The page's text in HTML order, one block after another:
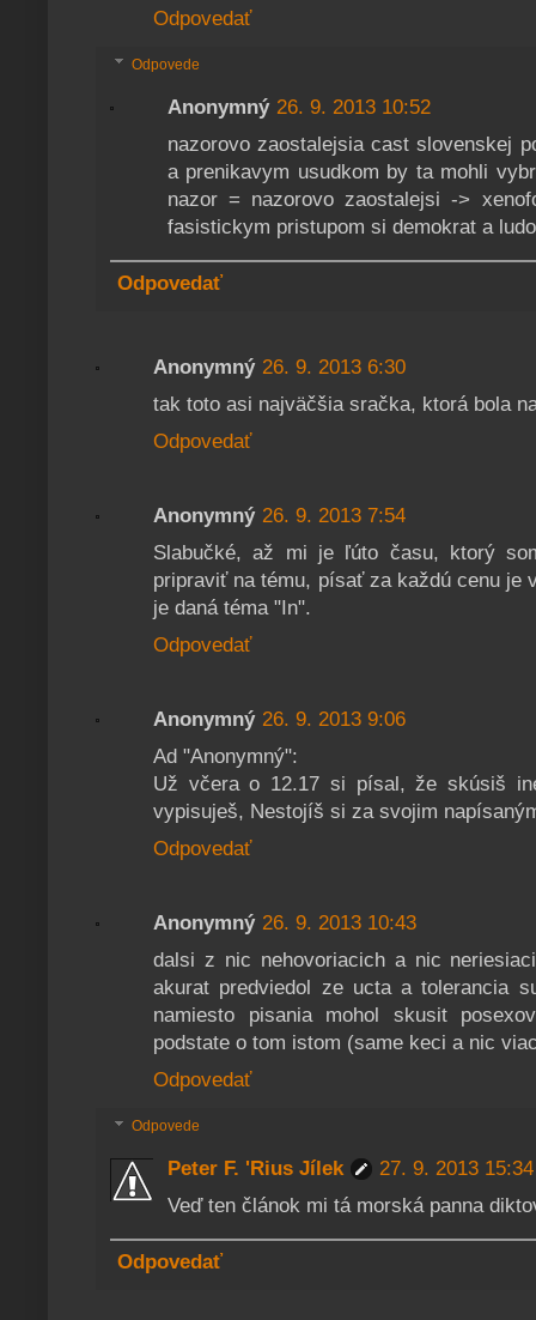
Odpovedať
Odpovede
Anonymný 26. 9. 2013 10:52
nazorovo zaostalejsia cast slovenskej
a prenikavym usudkom by ta mohli
nazor = nazorovo zaostalejsi ->
fasistickym pristupom si demokrat a
Odpovedať
Anonymný 26. 9. 2013 6:30
tak toto asi najväčšia sračka, ktorá bola
Odpovedať
Anonymný 26. 9. 2013 7:54
Slabučké, až mi je ľúto času, ktorý
pripraviť na tému, písať za každú cenu je
je daná téma "In".
Odpovedať
Anonymný 26. 9. 2013 9:06
Ad "Anonymný":
Už včera o 12.17 si písal, že skúsiš
vypisuješ, Nestojíš si za svojim
Odpovedať
Anonymný 26. 9. 2013 10:43
dalsi z nic nehovoriacich a nic
akurat predviedol ze ucta a tolerancia
namiesto pisania mohol skusit
podstate o tom istom (same keci a nic
Odpovedať
Odpovede
Peter F. 'Rius Jílek
27. 9. 2013 15:34
Veď ten článok mi tá morská panna
Odpovedať